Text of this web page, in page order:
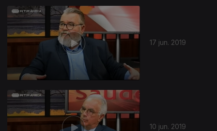
17 jun. 2019
10 jun. 2019